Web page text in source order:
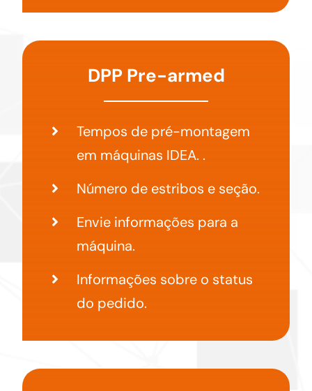
DPP Pre-armed
Tempos de pré-montagem
em máquinas IDEA. .
Número de estribos e seção.
Envie informações para a
máquina.
Informações sobre o status
do pedido.